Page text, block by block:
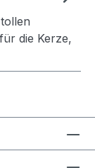
die Kerze,